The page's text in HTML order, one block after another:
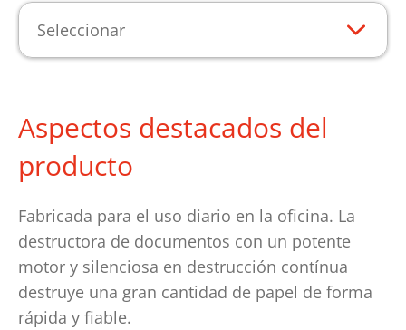
Seleccionar
Aspectos destacados del
producto
Fabricada para el uso diario en la oficina. La
destructora de documentos con un potente
motor y silenciosa en destrucción contínua
destruye una gran cantidad de papel de forma
rápida y fiable.